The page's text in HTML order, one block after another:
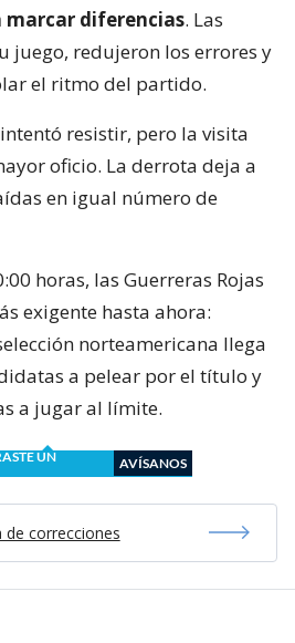
diferencias. Las
juego, redujeron los errores y
el ritmo del partido.
resistir, pero la visita
oficio. La derrota deja a
en igual número de
horas, las Guerreras Rojas
exigente hasta ahora:
norteamericana llega
a pelear por el título y
a jugar al límite.
UN
AVÍSANOS
de correcciones